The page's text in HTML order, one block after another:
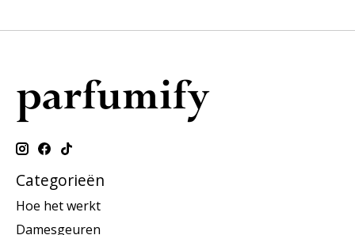
Categorieën
Hoe het werkt
Damesgeuren